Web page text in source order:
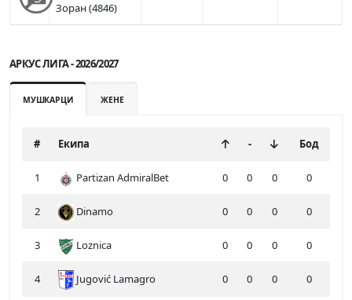
Зоран (4846)
АРКУС ЛИГА - 2026/2027
МУШКАРЦИ ЖЕНЕ
# Екипа - Бод
1 Partizan AdmiralBet 0 0 0 0
2 Dinamo 0 0 0 0
3 Loznica 0 0 0 0
4 Jugović Lamagro 0 0 0 0